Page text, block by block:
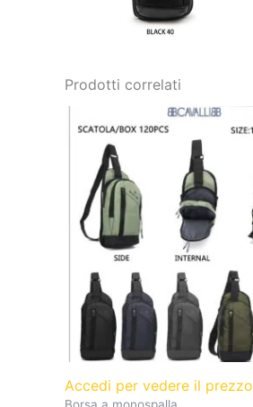
Prodotti correlati
Accedi per vedere il prezzo